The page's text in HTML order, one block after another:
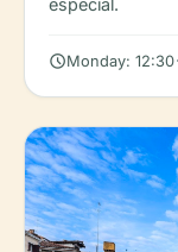
especial.
scheduleMonday: 12:30